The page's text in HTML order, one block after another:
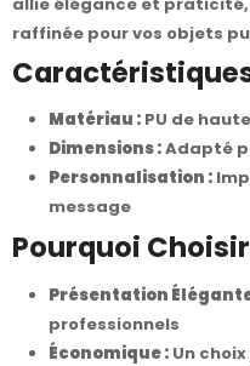
raffinée pour vos objets
Matériau : PU de
Dimensions :Adapté
Personnalisation :
message
Pourquoi
Présentation
professionnels
Économique : Un